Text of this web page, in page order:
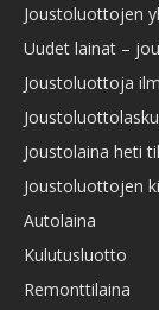
Joustoluottojen
Uudet lainat –
Joustoluottoja
Joustolaina heti
Joustoluottojen
Autolaina
Kulutusluotto
Remonttilaina